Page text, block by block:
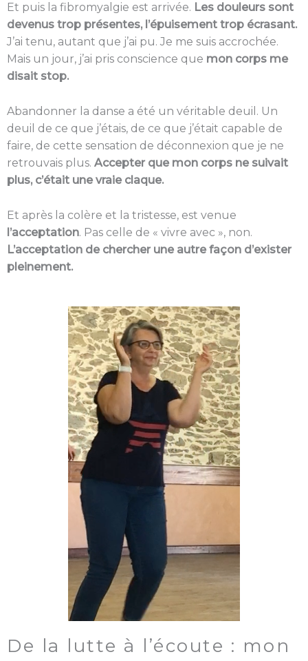
Et puis la fibromyalgie est arrivée. Les douleurs sont
devenus trop présentes, l’épuisement trop écrasant.
J’ai tenu, autant que j’ai pu. Je me suis accrochée.
Mais un jour, j’ai pris conscience que mon corps me
disait stop.
Abandonner la danse a été un véritable deuil. Un
deuil de ce que j’étais, de ce que j’était capable de
faire, de cette sensation de déconnexion que je ne
retrouvais plus. Accepter que mon corps ne suivait
plus, c’était une vraie claque.
Et après la colère et la tristesse, est venue
l’acceptation. Pas celle de « vivre avec », non.
L’acceptation de chercher une autre façon d’exister
pleinement.
De la lutte à l’écoute : mon